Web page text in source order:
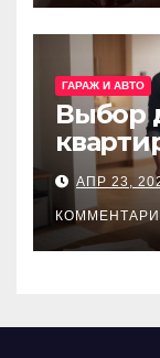
ГАРАЖ И АВТО
Выбор
АПР 23,